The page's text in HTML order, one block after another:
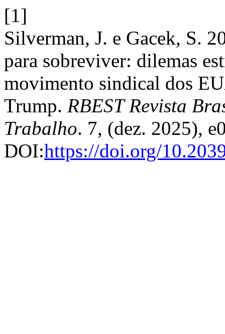
[1]
Silverman, J. e Gacek, S.
para sobreviver: dilemas
movimento sindical dos
Trump. RBEST Revista
Trabalho. 7, (dez. 2025),
DOI:https://doi.org/